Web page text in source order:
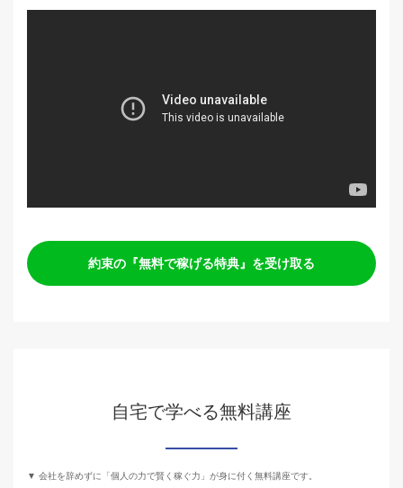
約束の『無料で稼げる特典』を受け取る
自宅で学べる無料講座
▼ 会社を辞めずに「個人の力で賢く稼ぐ力」が身に付く無料講座です。